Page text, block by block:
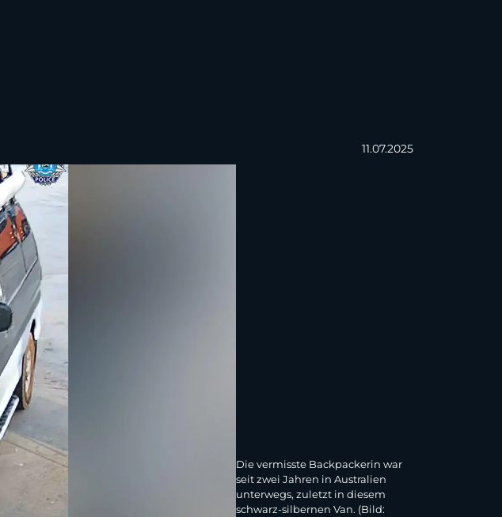
11.07.2025
Die vermisste Backpackerin war
seit zwei Jahren in Australien
unterwegs, zuletzt in diesem
schwarz-silbernen Van. (Bild: